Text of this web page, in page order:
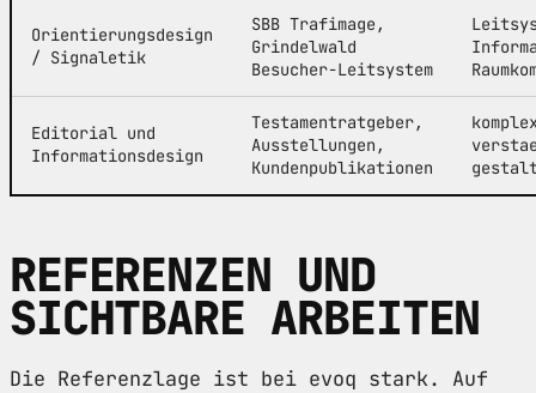
Orientierungsdesign
/ Signaletik
SBB Trafimage,
Grindelwald
Besucher-Leitsystem
Editorial und
Informationsdesign
Testamentratgeber,
Ausstellungen,
Kundenpublikationen
REFERENZEN UND
SICHTBARE ARBEITEN
Die Referenzlage ist bei evoq stark. Auf